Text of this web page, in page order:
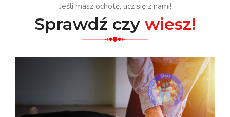
Jeśli masz ochotę, ucz się z nami!
Sprawdź czy wiesz!